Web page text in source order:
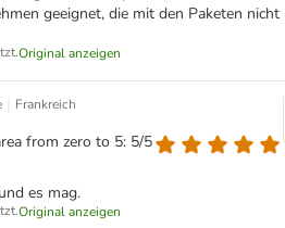
geeignet, die mit den Paketen nicht
Original anzeigen
| Frankreich
from zero to 5: 5/5
es mag.
Original anzeigen